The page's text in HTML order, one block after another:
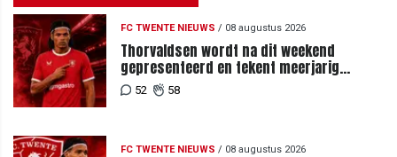
FC TWENTE NIEUWS / 08 augustus 2026
Thorvaldsen wordt na dit weekend
gepresenteerd en tekent meerjarig
contract bij FC Twente
52 58
FC TWENTE NIEUWS / 08 augustus 2026